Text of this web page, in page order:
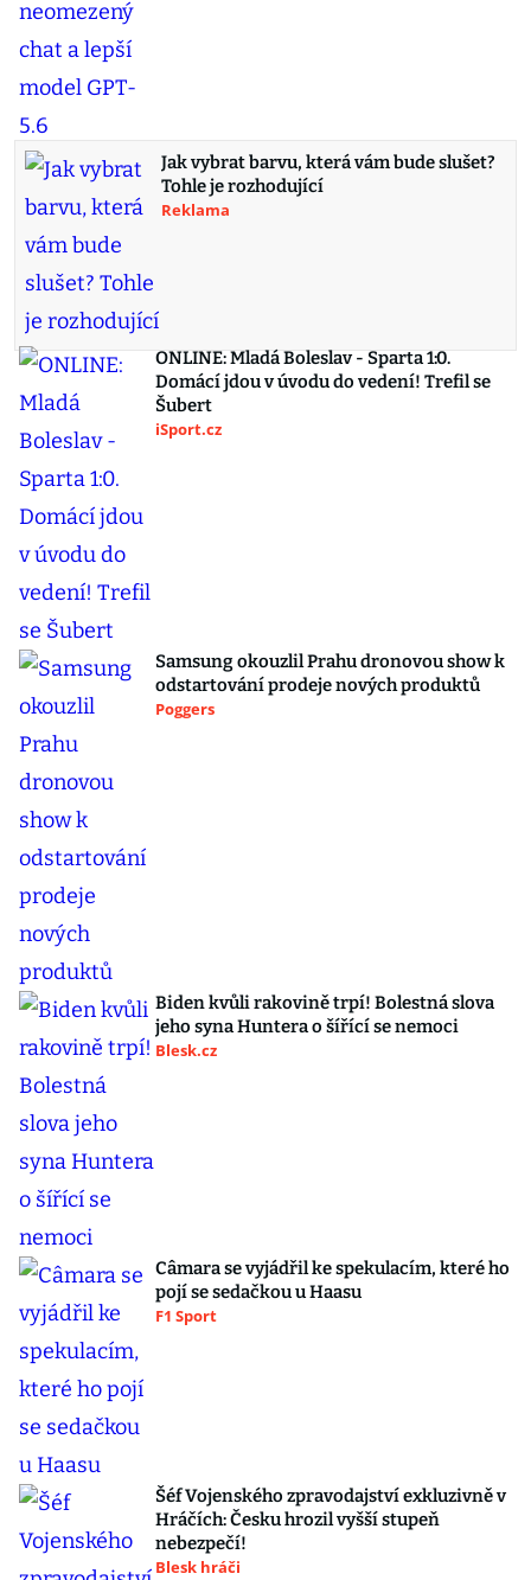
Jak vybrat barvu, která vám bude slušet?
Tohle je rozhodující
Reklama
ONLINE: Mladá Boleslav - Sparta 1:0.
Domácí jdou v úvodu do vedení! Trefil se
Šubert
iSport.cz
Samsung okouzlil Prahu dronovou show k
odstartování prodeje nových produktů
Poggers
Biden kvůli rakovině trpí! Bolestná slova
jeho syna Huntera o šířící se nemoci
Blesk.cz
Câmara se vyjádřil ke spekulacím, které ho
pojí se sedačkou u Haasu
F1 Sport
Šéf Vojenského zpravodajství exkluzivně v
Hráčích: Česku hrozil vyšší stupeň
nebezpečí!
Blesk hráči